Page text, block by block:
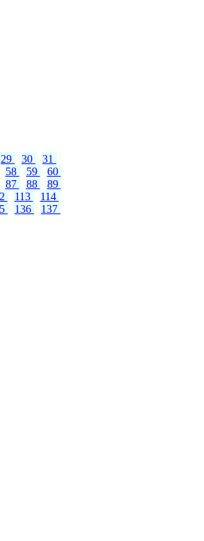
29 30
31
58 59
60
87 88
89
113
114
136
137